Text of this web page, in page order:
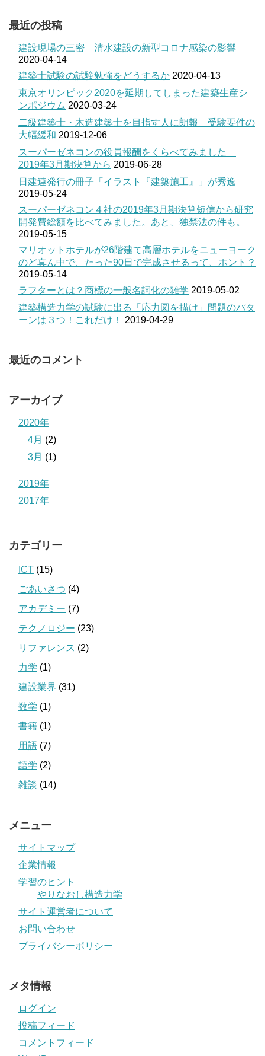
最近の投稿
建設現場の三密 清水建設の新型コロナ感染の影響
2020-04-14
建築士試験の試験勉強をどうするか 2020-04-13
東京オリンピック2020を延期してしまった建築生産シ
ンポジウム 2020-03-24
二級建築士・木造建築士を目指す人に朗報 受験要件の
大幅緩和 2019-12-06
スーパーゼネコンの役員報酬をくらべてみました
2019年3月期決算から 2019-06-28
日建連発行の冊子「イラスト『建築施工』」が秀逸
2019-05-24
スーパーゼネコン４社の2019年3月期決算短信から研究
開発費総額を比べてみました。あと、独禁法の件も。
2019-05-15
マリオットホテルが26階建て高層ホテルをニューヨーク
のど真ん中で、たった90日で完成させるって、ホント？
2019-05-14
ラフターとは？商標の一般名詞化の雑学 2019-05-02
建築構造力学の試験に出る「応力図を描け」問題のパタ
ーンは３つ！これだけ！
2019-04-29
最近のコメント
アーカイブ
2020年
4月 (2)
3月 (1)
2019年
2017年
カテゴリー
ICT (15)
ごあいさつ (4)
アカデミー (7)
テクノロジー (23)
リファレンス (2)
力学 (1)
建設業界 (31)
数学 (1)
書籍 (1)
用語 (7)
語学 (2)
雑談 (14)
メニュー
サイトマップ
企業情報
学習のヒント
やりなおし構造力学
サイト運営者について
お問い合わせ
プライバシーポリシー
メタ情報
ログイン
投稿フィード
コメントフィード